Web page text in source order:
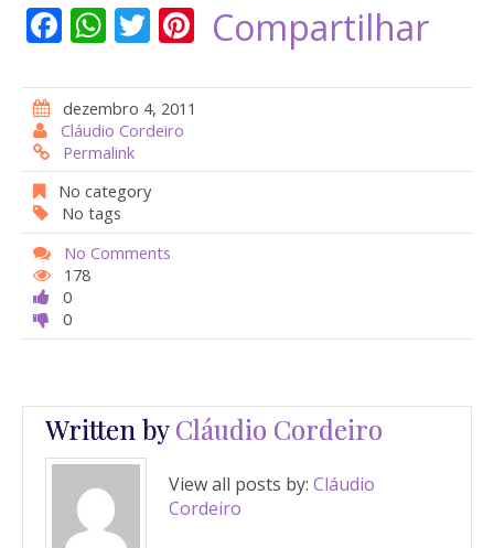
F
e
b
o
o
k
W
at
s
A
p
p
T
itt
er
Pi
er
st
Compartilhar
dezembro 4, 2011
Cláudio Cordeiro
Permalink
No category
No tags
No Comments
178
0
0
Written byCláudio Cordeiro
View all posts by: Cláudio
Cordeiro